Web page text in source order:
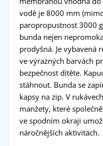
vodě je 8000 mm
paropropustnost 3000
bunda nejen
prodyšná. Je vybavená
ve výrazných barvách
bezpečnost dítěte.
stáhnout. Bunda se
kapsy na zip. V
manžety, které
ve spodním okraji
náročnějších aktivitách.